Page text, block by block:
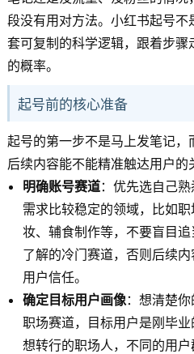
段没有用对方法。小红书起号
套可复制的科学逻辑，跟着步
的概率。
起号前的核心准备
起号的第一步不是马上发笔记
后续内容能不能精准触达用户的
明确账号赛道：优先选自己
需求比较稳定的领域，比如
妆、辅食制作等，不要盲目
了解的冷门赛道，否则后续
用户信任。
确定目标用户画像：想清楚
职场赛道，目标用户是刚毕
想转行的职场人，不同的用